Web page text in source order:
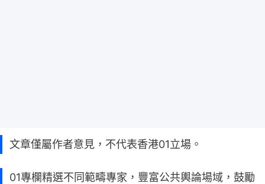
文章僅屬作者意見，不代表香港01立場。
01專欄精選不同範疇專家，豐富公共輿論場域，鼓勵